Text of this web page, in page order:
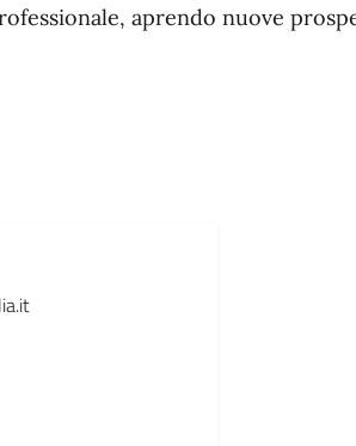
aprendo nuove